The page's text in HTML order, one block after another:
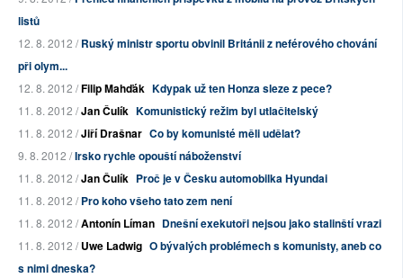
listů
12. 8. 2012 /Ruský ministr sportu obvinil Británii z neférového chování
při olym...
12. 8. 2012 /Filip Mahďák Kdypak už ten Honza sleze z pece?
11. 8. 2012 /Jan Čulík Komunistický režim byl utlačitelský
11. 8. 2012 /Jiří Drašnar Co by komunisté měli udělat?
9. 8. 2012 /Irsko rychle opouští náboženství
11. 8. 2012 /Jan Čulík Proč je v Česku automobilka Hyundai
11. 8. 2012 /Pro koho všeho tato zem není
11. 8. 2012 /Antonín Líman Dnešní exekutoři nejsou jako stalinští vrazi
11. 8. 2012 /Uwe Ladwig O bývalých problémech s komunisty, aneb co
s nimi dneska?